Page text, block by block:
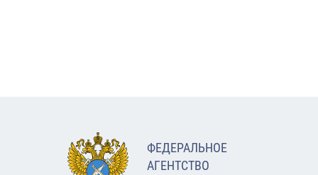
ФЕДЕРАЛЬНОЕ
АГЕНТСТВО